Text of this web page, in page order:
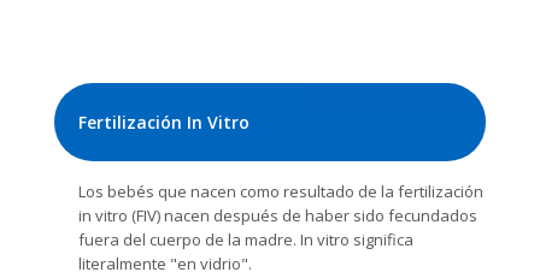
Fertilización In Vitro
Los bebés que nacen como resultado de la fertilización
in vitro (FIV) nacen después de haber sido fecundados
fuera del cuerpo de la madre. In vitro significa
literalmente "en vidrio".